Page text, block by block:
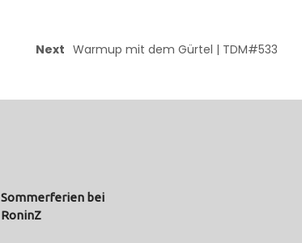
Next Warmup mit dem Gürtel | TDM#533
Sommerferien bei
RoninZ